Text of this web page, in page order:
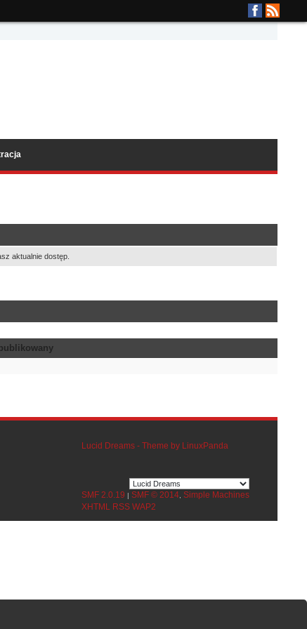
aktualnie dostęp.
Lucid Dreams - Theme by LinuxPanda
SMF 2.0.19 | SMF © 2014, Simple Machines
XHTML RSS WAP2